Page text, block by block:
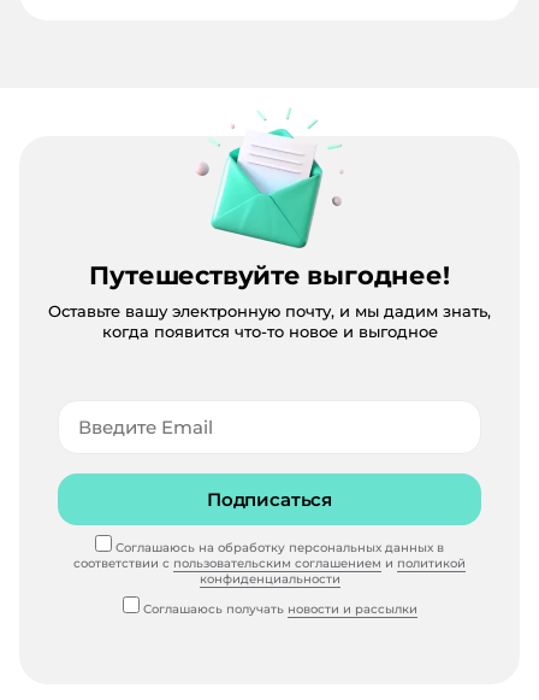
Путешествуйте выгоднее!
Оставьте вашу электронную почту, и мы дадим знать,
когда появится что-то новое и выгодное
Подписаться
Соглашаюсь на обработку персональных данных в
соответствии с пользовательским соглашением и политикой
конфиденциальности
Соглашаюсь получать новости и рассылки